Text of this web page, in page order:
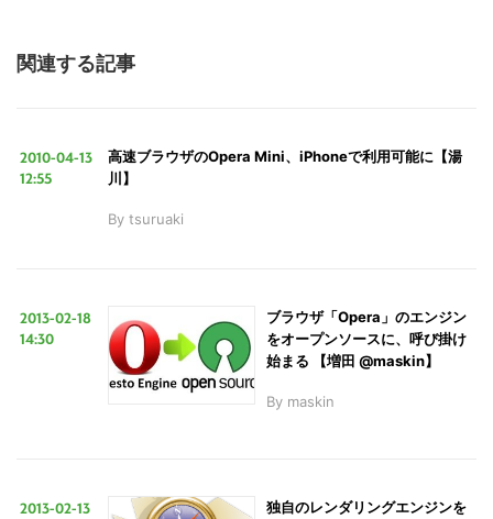
関連する記事
2010-04-13
12:55
高速ブラウザのOpera Mini、iPhoneで利用可能に【湯
川】
By tsuruaki
2013-02-18
14:30
ブラウザ「Opera」のエンジン
をオープンソースに、呼び掛け
始まる 【増田 @maskin】
By maskin
2013-02-13
独自のレンダリングエンジンを